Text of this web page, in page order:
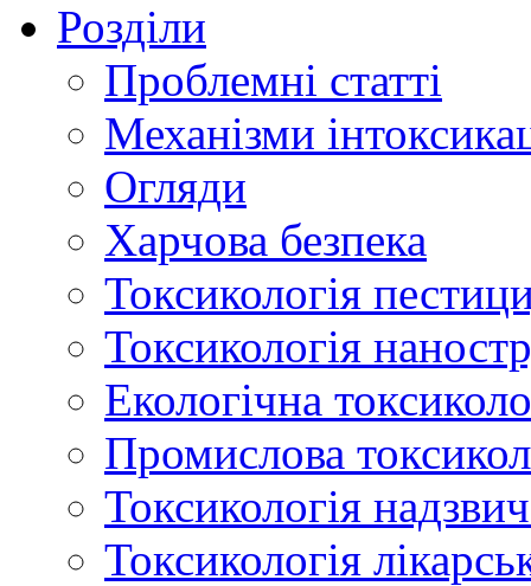
Розділи
Проблемні статті
Механізми
Огляди
Харчова безпека
Токсикологія
Токсикологія
Екологічна
Промислова
Токсикологія
Токсикологія